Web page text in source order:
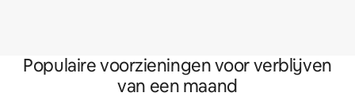
Populaire voorzieningen voor verblijven
van een maand